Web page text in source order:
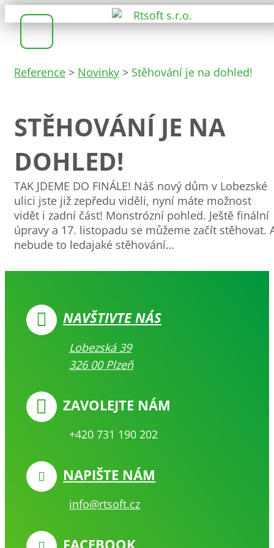
Reference > Novinky > Stěhování je na dohled!
STĚHOVÁNÍ JE NA
DOHLED!
TAK JDEME DO FINÁLE! Náš nový dům v Lobezské
ulici jste již zepředu viděli, nyní máte možnost
vidět i zadní část! Monstrózní pohled. Ještě finální
úpravy a 17. listopadu se můžeme začít stěhovat.
nebude to ledajaké stěhování…
NAVŠTIVTE NÁS
Lobezská 39
326 00 Plzeň
ZAVOLEJTE NÁM
+420 731 190 202
NAPIŠTE NÁM
info@rtsoft.cz
FACEBOOK